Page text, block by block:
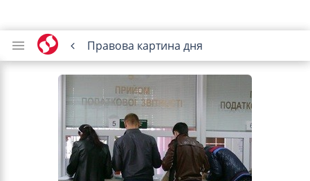
Правова картина дня